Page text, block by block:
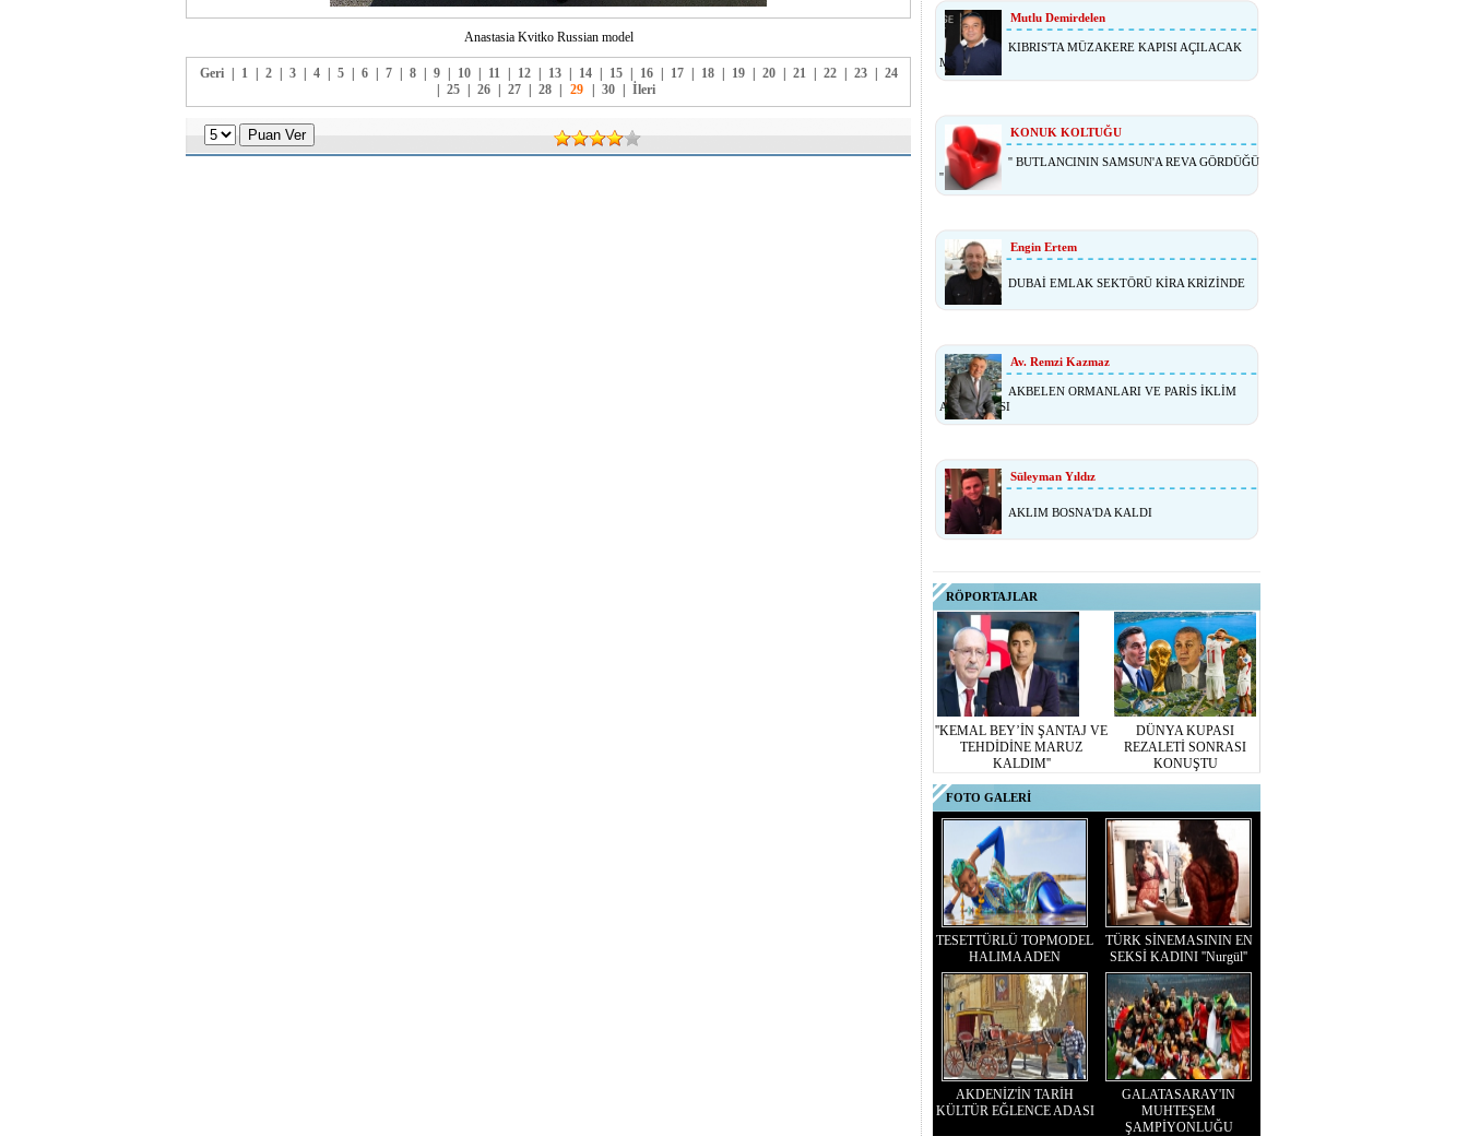
Anastasia Kvitko Russian model
Geri 1 2 3 4 5 6 7 8 9 10 11 12 13 14 15 16 17 18 19 20 21 22 23
24
25 26 27 28 29 30 İleri
Mutlu Demirdelen
KIBRIS'TA MÜZAKERE KAPISI AÇILACAK
MI?
KONUK KOLTUĞU
'' BUTLANCININ SAMSUN'A REVA GÖRDÜĞÜ
''
Engin Ertem
DUBAİ EMLAK SEKTÖRÜ KİRA KRİZİNDE
Av. Remzi Kazmaz
AKBELEN ORMANLARI VE PARİS İKLİM
ANLAŞMASI
Süleyman Yıldız
AKLIM BOSNA'DA KALDI
RÖPORTAJLAR
''KEMAL BEY’İN ŞANTAJ VE
TEHDİDİNE MARUZ
KALDIM''
DÜNYA KUPASI
REZALETİ SONRASI
KONUŞTU
FOTO GALERİ
TESETTÜRLÜ TOPMODEL
HALIMA ADEN
TÜRK SİNEMASININ EN
SEKSİ KADINI ''Nurgül''
AKDENİZ'İN TARİH
KÜLTÜR EĞLENCE ADASI
GALATASARAY'IN
MUHTEŞEM
ŞAMPİYONLUĞU